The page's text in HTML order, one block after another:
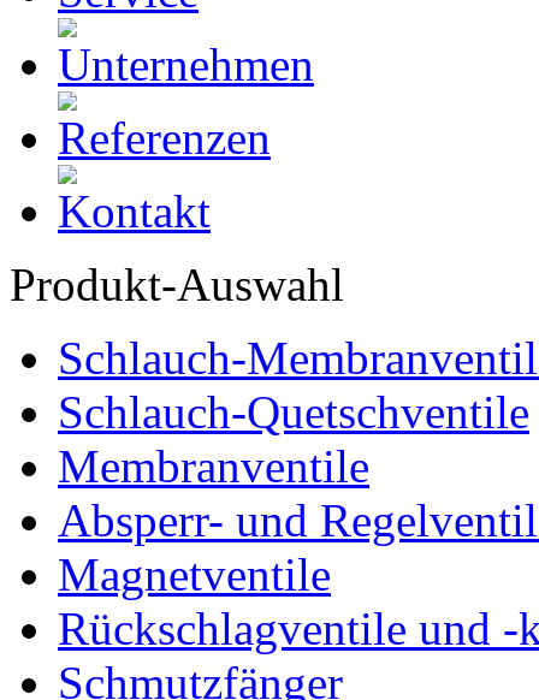
Produkt-Auswahl
Schlauch-
Schlauch-Quetschventile
Membranventile
Absperr- und
Magnetventile
Rückschlagventile und -
Schmutzfänger